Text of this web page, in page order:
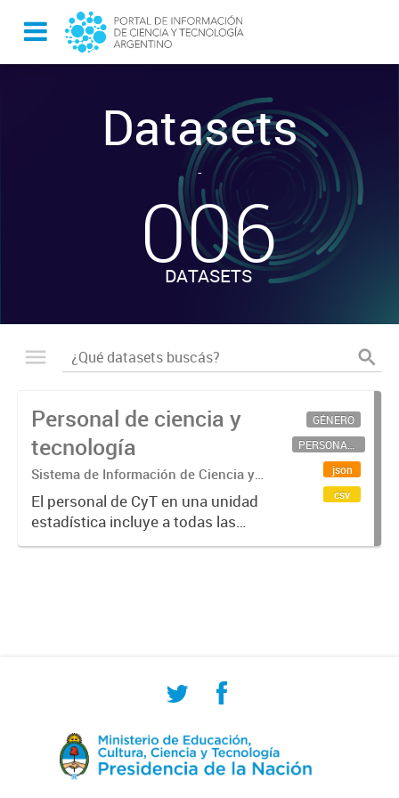
Datasets
-
006
DATASETS
Personal de ciencia y
tecnología
Sistema de Información de Ciencia y
Tecnología Argentino (SICYTAR)
El personal de CyT en una unidad
estadística incluye a todas las
personas involucradas
GÉNERO
PERSONAL CIENTÍFICO-TECNOLÓGICO
json
csv